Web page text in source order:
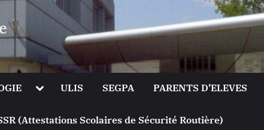
ToggleULIS SEGPA PARENTS D’ELEVES
(Attestations Scolaires de Sécurité Routière)